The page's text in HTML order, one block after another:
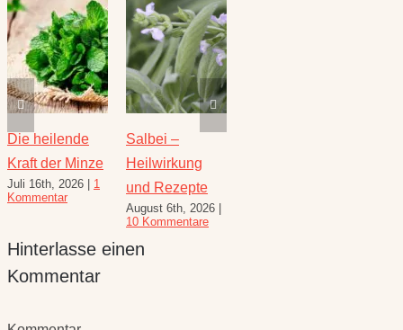
Die heilende
Kraft der Minze
Juli 16th, 2026
1
Kommentar
Salbei –
Heilwirkung
und Rezepte
August 6th, 2026
10 Kommentare
Hinterlasse einen
Kommentar